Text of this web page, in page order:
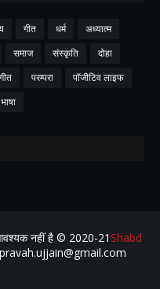
गीत धर्म
अध्यात्म
समाज संस्कृति
दोहा
परम्परा
पॉजीटिव लाइफ
भाषा
नहीं है ©️ 2020-21Shabd